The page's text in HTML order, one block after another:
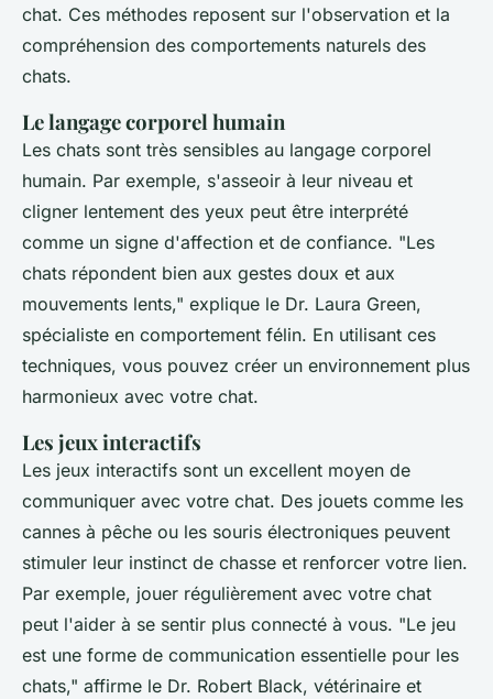
chat. Ces méthodes reposent sur l'observation et la
compréhension des comportements naturels des
chats.
Le langage corporel humain
Les chats sont très sensibles au langage corporel
humain. Par exemple, s'asseoir à leur niveau et
cligner lentement des yeux peut être interprété
comme un signe d'affection et de confiance. "Les
chats répondent bien aux gestes doux et aux
mouvements lents," explique le Dr. Laura Green,
spécialiste en comportement félin. En utilisant ces
techniques, vous pouvez créer un environnement plus
harmonieux avec votre chat.
Les jeux interactifs
Les jeux interactifs sont un excellent moyen de
communiquer avec votre chat. Des jouets comme les
cannes à pêche ou les souris électroniques peuvent
stimuler leur instinct de chasse et renforcer votre lien.
Par exemple, jouer régulièrement avec votre chat
peut l'aider à se sentir plus connecté à vous. "Le jeu
est une forme de communication essentielle pour les
chats," affirme le Dr. Robert Black, vétérinaire et